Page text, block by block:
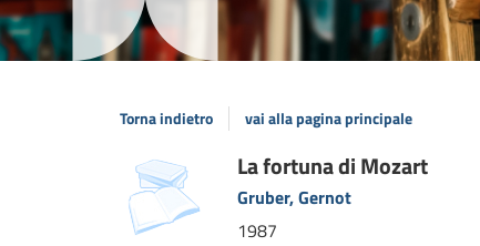
Torna indietro vai alla pagina principale
Dettaglio
del
La fortuna di Mozart
Gruber, Gernot
1987